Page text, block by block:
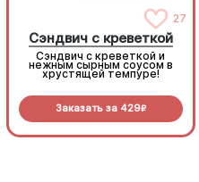
27
Сэндвич с креветкой
Сэндвич с креветкой и
нежным сырным соусом в
хрустящей темпуре!
Заказать за 429R